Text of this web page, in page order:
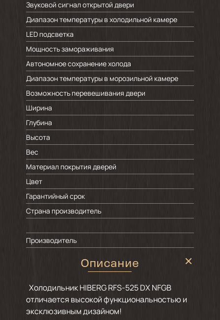
Звуковой сигнал открытой двери
Диапазон температуры в холодильной камере
LED подсветка
Мощность замораживания
Автономное сохранение холода
Диапазон температуры в морозильной камере
Возможность перевешивания двери
Ширина
Глубина
Высота
Вес
Материал покрытия дверей
Цвет
Гарантийный срок
Страна производитель
Производитель
Описание
Холодильник HIBERG RFS-525 DX NFGB
отличается высокой функциональностью и
эксклюзивным дизайном!